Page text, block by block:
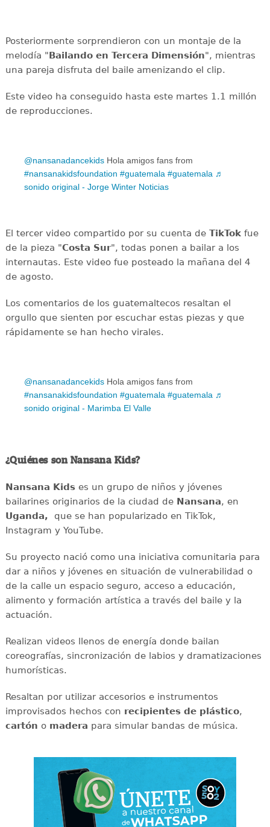
Posteriormente sorprendieron con un montaje de la
melodía "Bailando en Tercera Dimensión", mientras
una pareja disfruta del baile amenizando el clip.
Este video ha conseguido hasta este martes 1.1 millón
de reproducciones.
@nansanadancekids Hola amigos fans from
#nansanakidsfoundation #guatemala #guatemala ♬
sonido original - Jorge Winter Noticias
El tercer video compartido por su cuenta de TikTokfue
de la pieza "Costa Sur", todas ponen a bailar a los
internautas. Este video fue posteado la mañana del 4
de agosto.
Los comentarios de los guatemaltecos resaltan el
orgullo que sienten por escuchar estas piezas y que
rápidamente se han hecho virales.
@nansanadancekids Hola amigos fans from
#nansanakidsfoundation #guatemala #guatemala ♬
sonido original - Marimba El Valle
¿Quiénes son Nansana Kids?
Nansana Kidses un grupo de niños y jóvenes
bailarines originarios de la ciudad de Nansana, en
Uganda, que se han popularizado en TikTok,
Instagram y YouTube.
Su proyecto nació como una iniciativa comunitaria para
dar a niños y jóvenes en situación de vulnerabilidad o
de la calle un espacio seguro, acceso a educación,
alimento y formación artística a través del baile y la
actuación.
Realizan videos llenos de energía donde bailan
coreografías, sincronización de labios y dramatizaciones
humorísticas.
Resaltan por utilizar accesorios e instrumentos
improvisados hechos con recipientes de plástico,
cartón o madera para simular bandas de música.